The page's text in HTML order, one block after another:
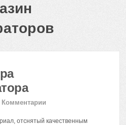
Комментарии
отснятый качественным